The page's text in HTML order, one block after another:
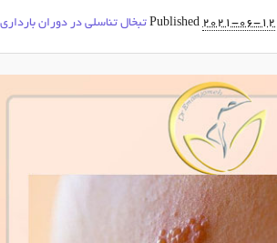
Published 2021-06-12 تبخال تناسلی در دوران بارداری